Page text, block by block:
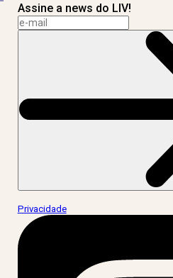
Assine a news do LIV!
Privacidade.